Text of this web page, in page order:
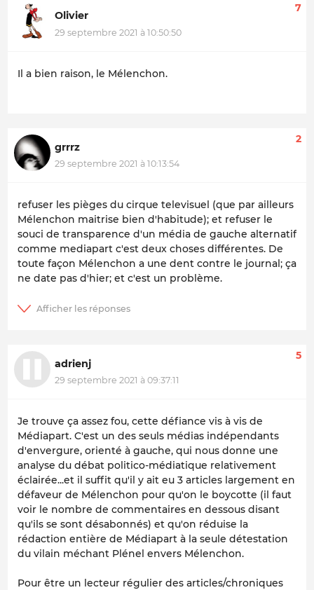
Olivier
29 septembre 2021 à 10:50:50
7
Il a bien raison, le Mélenchon.
grrrz
29 septembre 2021 à 10:13:54
2
refuser les pièges du cirque televisuel (que par ailleurs
Mélenchon maitrise bien d'habitude); et refuser le
souci de transparence d'un média de gauche alternatif
comme mediapart c'est deux choses différentes. De
toute façon Mélenchon a une dent contre le journal; ça
ne date pas d'hier; et c'est un problème.
adrienj
29 septembre 2021 à 09:37:11
5
Je trouve ça assez fou, cette défiance vis à vis de
Médiapart. C'est un des seuls médias indépendants
d'envergure, orienté à gauche, qui nous donne une
analyse du débat politico-médiatique relativement
éclairée...et il suffit qu'il y ait eu 3 articles largement en
défaveur de Mélenchon pour qu'on le boycotte (il faut
voir le nombre de commentaires en dessous disant
qu'ils se sont désabonnés) et qu'on réduise la
rédaction entière de Médiapart à la seule détestation
du vilain méchant Plénel envers Mélenchon.
Pour être un lecteur régulier des articles/chroniques